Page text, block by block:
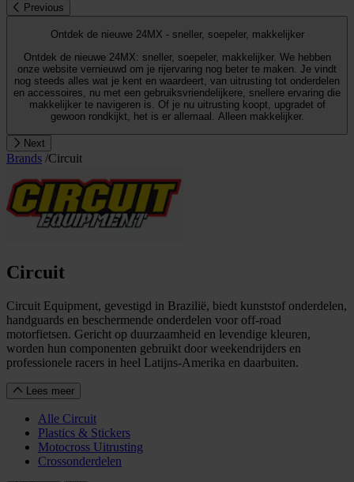
Previous
Ontdek de nieuwe 24MX - sneller, soepeler, makkelijker
Ontdek de nieuwe 24MX: sneller, soepeler, makkelijker. We hebben
onze website vernieuwd om je rijervaring nog beter te maken. Je vindt
nog steeds alles wat je kent en waardeert, van uitrusting tot onderdelen
en accessoires, nu met een gebruiksvriendelijkere, snellere ervaring die
makkelijker te navigeren is. Of je nu uitrusting koopt, upgradet of
gewoon rondkijkt, het is er allemaal. Alleen makkelijker.
Next
Brands /Circuit
Circuit
Circuit Equipment, gevestigd in Brazilië, biedt kunststof onderdelen,
handguards en beschermende onderdelen voor off-road
motorfietsen. Gericht op duurzaamheid en levendige kleuren,
worden hun componenten gebruikt door weekendrijders en
professionele racers in heel Latijns-Amerika en daarbuiten.
Lees meer
Alle Circuit
Plastics & Stickers
Motocross Uitrusting
Crossonderdelen